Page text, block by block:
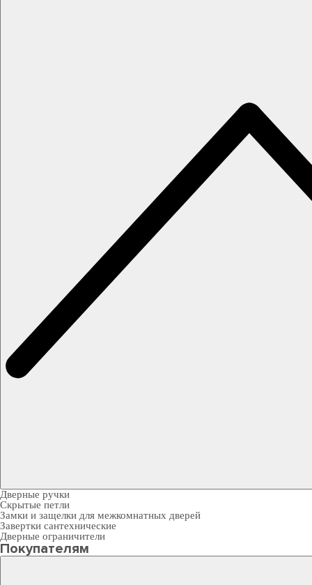
Дверные ручки
Скрытые петли
Замки и защелки для межкомнатных дверей
Завертки сантехнические
Дверные ограничители
Покупателям